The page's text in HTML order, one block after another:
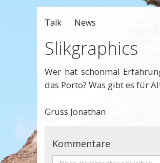
Talk News
Slikgraphics
Wer hat schonmal
das Porto? Was gibt es für
Gruss Jonathan
Kommentare